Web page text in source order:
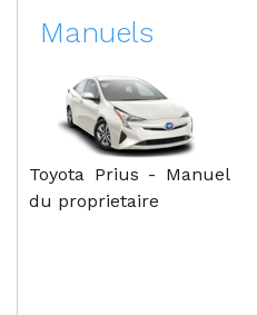
Manuels
Toyota Prius - Manuel
du proprietaire